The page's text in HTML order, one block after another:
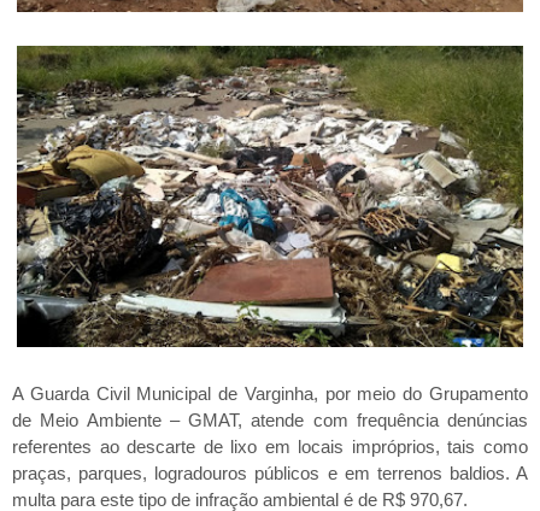
A Guarda Civil Municipal de Varginha, por meio do Grupamento
de Meio Ambiente – GMAT, atende com frequência denúncias
referentes ao descarte de lixo em locais impróprios, tais como
praças, parques, logradouros públicos e em terrenos baldios. A
multa para este tipo de infração ambiental é de R$ 970,67.